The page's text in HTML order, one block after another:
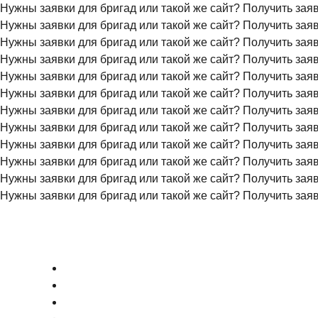
Нужны заявки для бригад или такой же сайт? Получить
Нужны заявки для бригад или такой же сайт? Получить
Нужны заявки для бригад или такой же сайт? Получить
Нужны заявки для бригад или такой же сайт? Получить
Нужны заявки для бригад или такой же сайт? Получить
Нужны заявки для бригад или такой же сайт? Получить
Нужны заявки для бригад или такой же сайт? Получить
Нужны заявки для бригад или такой же сайт? Получить
Нужны заявки для бригад или такой же сайт? Получить
Нужны заявки для бригад или такой же сайт? Получить
Нужны заявки для бригад или такой же сайт? Получить
Нужны заявки для бригад или такой же сайт? Получить